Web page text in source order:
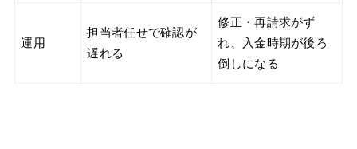
運用
担当者任せで確認が
遅れる
修正・再請求がず
れ、入金時期が後ろ
倒しになる